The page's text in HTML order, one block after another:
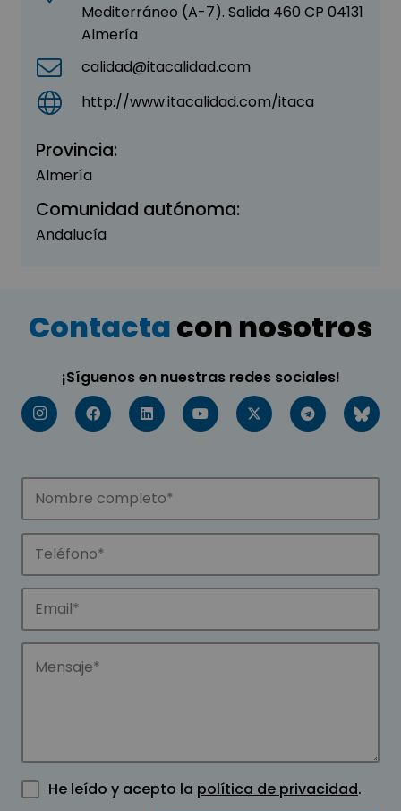
Mediterráneo (A-7). Salida 460 CP 04131
Almería
calidad@itacalidad.com
http://www.itacalidad.com/itaca
Provincia:
Almería
Comunidad autónoma:
Andalucía
Contactacon nosotros
¡Síguenos en nuestras redes sociales!
He leído y acepto la política de privacidad.